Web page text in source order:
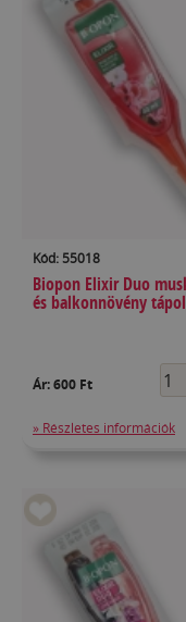
Kód: 55018
Biopon Elixir Duo
és balkonnövény
Ár:600 Ft
» Részletes információk